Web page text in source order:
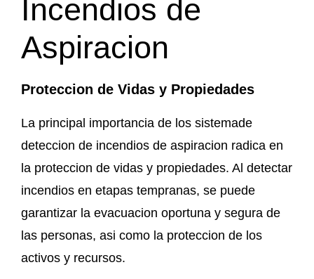
Incendios de
Aspiracion
Proteccion de Vidas y Propiedades
La principal importancia de los sistemade
deteccion de incendios de aspiracion radica en
la proteccion de vidas y propiedades. Al detectar
incendios en etapas tempranas, se puede
garantizar la evacuacion oportuna y segura de
las personas, asi como la proteccion de los
activos y recursos.